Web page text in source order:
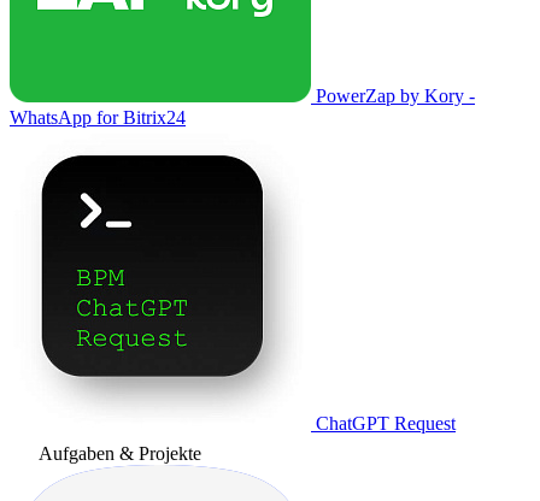
PowerZap by Kory -
WhatsApp for Bitrix24
ChatGPT Request
Aufgaben & Projekte